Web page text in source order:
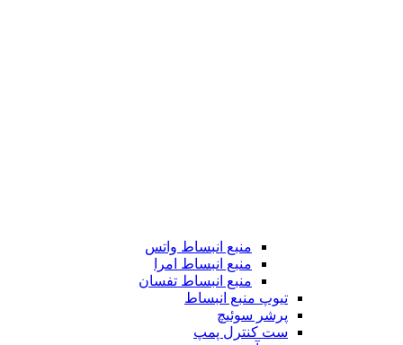
منبع انبساط واتس
منبع انبساط امرا
منبع انبساط تفسان
تیوپ منبع انبساط
پرشر سوئیچ
ست کنترل پمپ